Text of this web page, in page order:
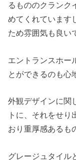
るもののクランク
めてくれています
ため雰囲気も良い
エントランスホー
とができるのも心
外観デザインに関
トに、それをせ
おり重厚感あるも
グレージュタイル